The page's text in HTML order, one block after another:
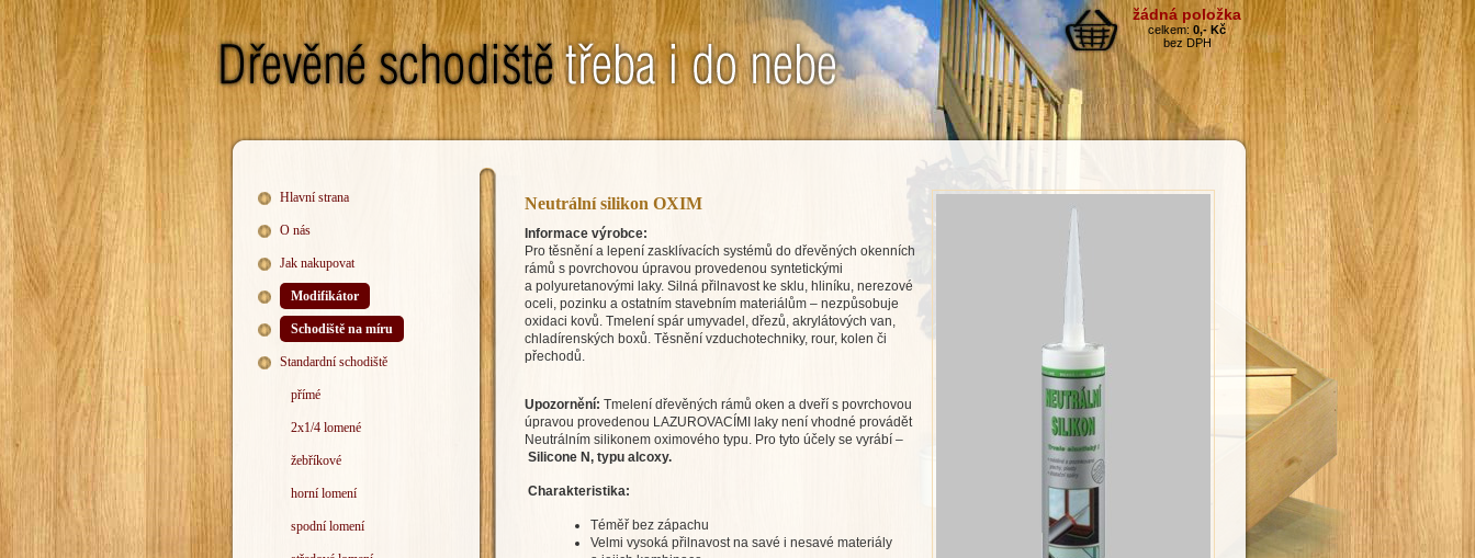
Hlavní strana
O nás
Jak nakupovat
Modifikátor
Schodiště na míru
Standardní schodiště
přímé
2x1/4 lomené
žebříkové
horní lomení
spodní lomení
Neutrální silikon OXIM
Informace výrobce:
Pro těsnění a lepení zasklívacích systémů do dřevěných okenních
rámů s povrchovou úpravou provedenou syntetickými
a polyuretanovými laky. Silná přilnavost ke sklu, hliníku, nerezové
oceli, pozinku a ostatním stavebním materiálům – nezpůsobuje
oxidaci kovů. Tmelení spár umyvadel, dřezů, akrylátových van,
chladírenských boxů. Těsnění vzduchotechniky, rour, kolen či
přechodů.
Upozornění: Tmelení dřevěných rámů oken a dveří s povrchovou
úpravou provedenou LAZUROVACÍMI laky není vhodné provádět
Neutrálním silikonem oximového typu. Pro tyto účely se vyrábí –
Silicone N, typu alcoxy.
Charakteristika:
Téměř bez zápachu
Velmi vysoká přilnavost na savé i nesavé materiály